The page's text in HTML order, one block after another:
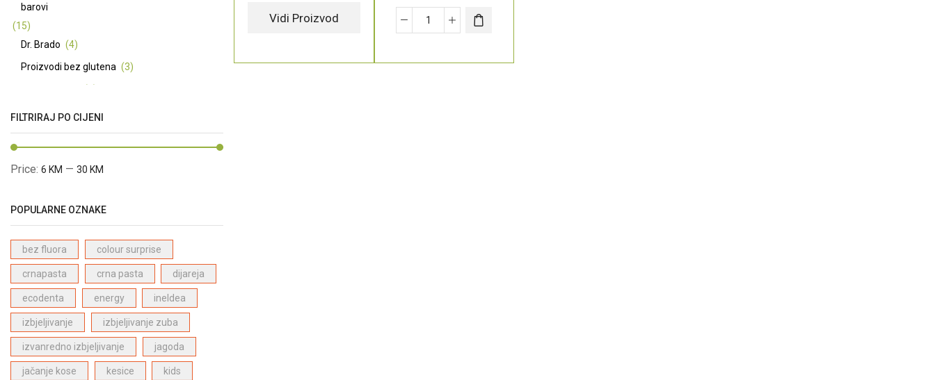
Vidi Proizvod
barovi
(15)
Dr. Brado (4)
Proizvodi bez glutena (3)
(7)
Basmati riža dugo zrno - Pansari
Začini (5)
(12)
Prirodna kozmetika
Bergasol proizvodi za zaštitu od sunca
Proizvodi za njegu lica (1)
ECODENTA proizvodi za dentalnu njegu (28)
Dabur Paste za zube (6)
Proizvodi za njegu kose
(27)
Proizvodi za djecu (1)
Najpopularniji proizvodi (27)
FILTRIRAJ PO CIJENI
Price: 6 KM — 30 KM
POPULARNE OZNAKE
bez fluora colour surprise
crnapasta crna pasta dijareja
ecodenta energy ineldea
izbjeljivanje izbjeljivanje zuba
izvanredno izbjeljivanje jagoda
jačanje kose kesice kids